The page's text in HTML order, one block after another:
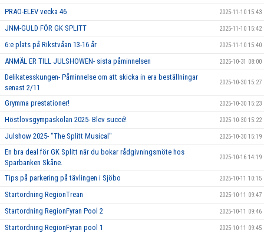
PRAO-ELEV vecka 46 2025-11-10 15:43
JNM-GULD FÖR GK SPLITT 2025-11-10 15:42
6:e plats på Rikstvåan 13-16 år 2025-11-10 15:40
ANMÄL ER TILL JULSHOWEN- sista påminnelsen 2025-10-31 08:00
Delikatesskungen- Påminnelse om att skicka in era beställningar
senast 2/11
2025-10-30 15:27
Grymma prestationer! 2025-10-30 15:23
Höstlovsgympaskolan 2025- Blev succé! 2025-10-30 15:22
Julshow 2025- "The Splitt Musical" 2025-10-30 15:19
En bra deal för GK Splitt när du bokar rådgivningsmöte hos
Sparbanken Skåne.
2025-10-16 14:19
Tips på parkering på tävlingen i Sjöbo 2025-10-11 10:15
Startordning RegionTrean 2025-10-11 09:47
Startordning RegionFyran Pool 2 2025-10-11 09:46
Startordning RegionFyran pool 1 2025-10-11 09:45